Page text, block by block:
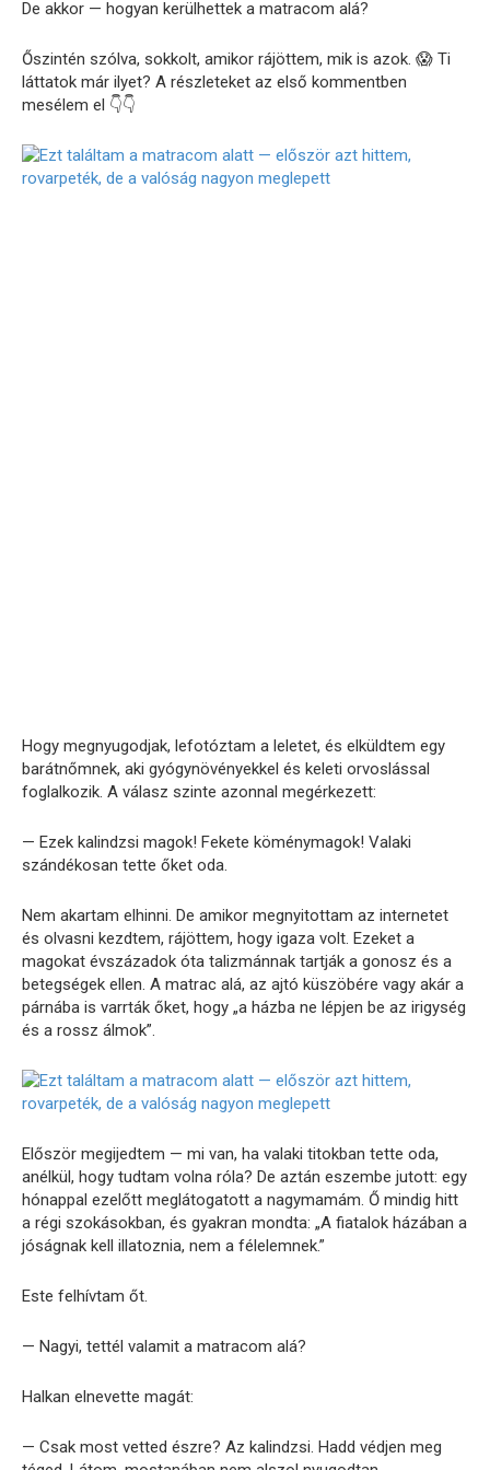
De akkor — hogyan kerülhettek a matracom alá?
Őszintén szólva, sokkolt, amikor rájöttem, mik is azok. 😱 Ti
láttatok már ilyet? A részleteket az első kommentben
mesélem el 👇👇
Hogy megnyugodjak, lefotóztam a leletet, és elküldtem egy
barátnőmnek, aki gyógynövényekkel és keleti orvoslással
foglalkozik. A válasz szinte azonnal megérkezett:
— Ezek kalindzsi magok! Fekete köménymagok! Valaki
szándékosan tette őket oda.
Nem akartam elhinni. De amikor megnyitottam az internetet
és olvasni kezdtem, rájöttem, hogy igaza volt. Ezeket a
magokat évszázadok óta talizmánnak tartják a gonosz és a
betegségek ellen. A matrac alá, az ajtó küszöbére vagy akár a
párnába is varrták őket, hogy „a házba ne lépjen be az irigység
és a rossz álmok”.
Először megijedtem — mi van, ha valaki titokban tette oda,
anélkül, hogy tudtam volna róla? De aztán eszembe jutott: egy
hónappal ezelőtt meglátogatott a nagymamám. Ő mindig hitt
a régi szokásokban, és gyakran mondta: „A fiatalok házában a
jóságnak kell illatoznia, nem a félelemnek.”
Este felhívtam őt.
— Nagyi, tettél valamit a matracom alá?
Halkan elnevette magát:
— Csak most vetted észre? Az kalindzsi. Hadd védjen meg